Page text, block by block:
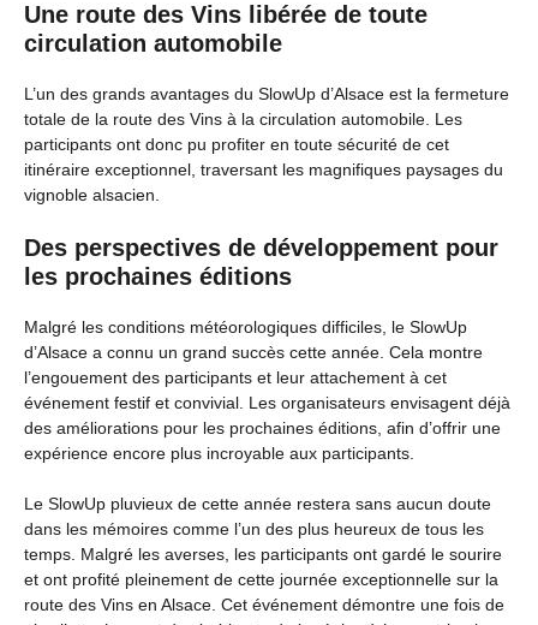
Une route des Vins libérée de toute
circulation automobile
L’un des grands avantages du SlowUp d’Alsace est la fermeture
totale de la route des Vins à la circulation automobile. Les
participants ont donc pu profiter en toute sécurité de cet
itinéraire exceptionnel, traversant les magnifiques paysages du
vignoble alsacien.
Des perspectives de développement pour
les prochaines éditions
Malgré les conditions météorologiques difficiles, le SlowUp
d’Alsace a connu un grand succès cette année. Cela montre
l’engouement des participants et leur attachement à cet
événement festif et convivial. Les organisateurs envisagent déjà
des améliorations pour les prochaines éditions, afin d’offrir une
expérience encore plus incroyable aux participants.
Le SlowUp pluvieux de cette année restera sans aucun doute
dans les mémoires comme l’un des plus heureux de tous les
temps. Malgré les averses, les participants ont gardé le sourire
et ont profité pleinement de cette journée exceptionnelle sur la
route des Vins en Alsace. Cet événement démontre une fois de